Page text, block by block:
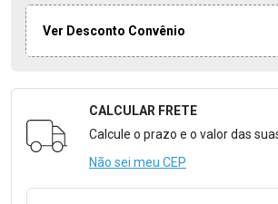
Ver Desconto Convênio
Formulário para Calcular o
CALCULAR FRETE
Calcule o prazo e o valor das
Não sei meu CEP